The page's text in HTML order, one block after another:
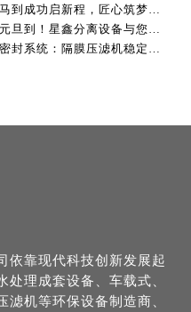
马到成功启新程，匠心筑梦创未来！
元旦到！星鑫分离设备与您共赴新美好
密封系统：隔膜压滤机稳定运行的“生命线”
依靠现代科技创新发展起
处理成套设备、车载式、
滤机等环保设备制造商、